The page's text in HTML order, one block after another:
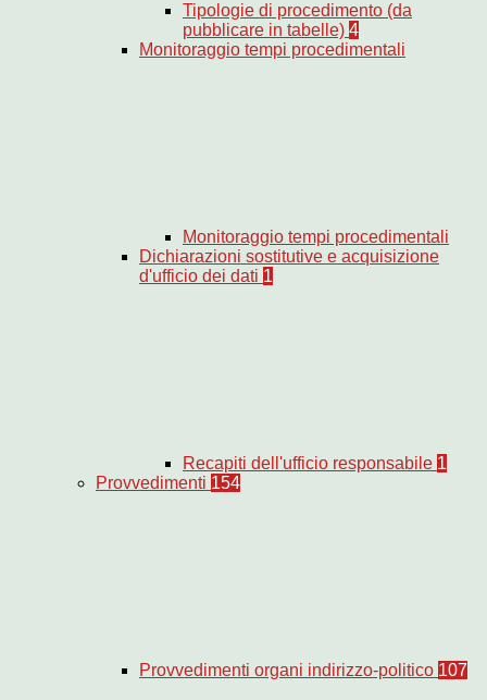
Tipologie di procedimento (da
pubblicare in tabelle) 4
Monitoraggio tempi procedimentali
Monitoraggio tempi procedimentali
Dichiarazioni sostitutive e acquisizione
d'ufficio dei dati 1
Recapiti dell'ufficio responsabile 1
Provvedimenti 154
Provvedimenti organi indirizzo-politico 107